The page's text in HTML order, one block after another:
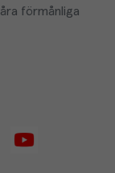
förmånliga